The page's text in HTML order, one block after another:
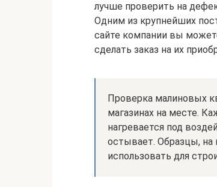
лучше проверить на
Одним из крупнейших
сайте компании вы
сделать заказ на их
Проверка малиновых
магазинах на месте.
нагревается под
остывает. Образцы,
использовать для